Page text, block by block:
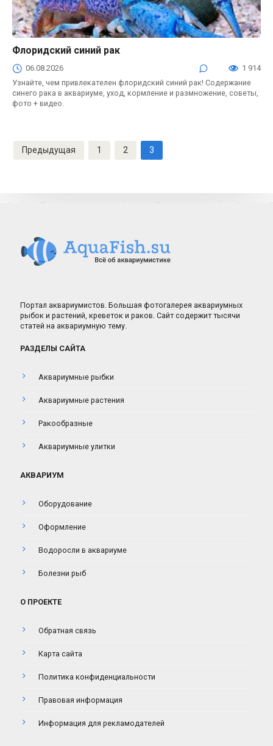
Флоридский синий рак
06.08.2026
1 914
Узнайте, чем привлекателен флоридский синий рак! Содержание
синего рака в аквариуме, уход, кормление и размножение, советы,
фото + видео.
Навигация
Предыдущая 1 2 3
Портал аквариумистов. Большая фотогалерея аквариумных
рыбок и растений, креветок и раков. Сайт содержит тысячи
статей на аквариумную тему.
РАЗДЕЛЫ САЙТА
Аквариумные рыбки
Аквариумные растения
Ракообразные
Аквариумные улитки
АКВАРИУМ
Оборудование
Оформление
Водоросли в аквариуме
Болезни рыб
О ПРОЕКТЕ
Обратная связь
Карта сайта
Политика конфиденциальности
Правовая информация
Информация для рекламодателей